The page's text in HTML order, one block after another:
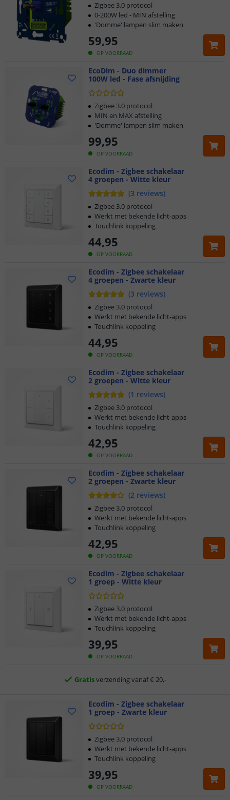
OP VOORRAAD
59,95
Zigbee 3.0 protocol
0-200W led - MIN afstelling
'Domme' lampen slim maken
EcoDim - Duo dimmer
100W led - Fase afsnijding
OP VOORRAAD
99,95
Zigbee 3.0 protocol
MIN en MAX afstelling
'Domme' lampen slim maken
Ecodim - Zigbee schakelaar
4 groepen - Witte kleur
(3 reviews)
OP VOORRAAD
44,95
Zigbee 3.0 protocol
Werkt met bekende licht-apps
Touchlink koppeling
Ecodim - Zigbee schakelaar
4 groepen - Zwarte kleur
(3 reviews)
OP VOORRAAD
44,95
Zigbee 3.0 protocol
Werkt met bekende licht-apps
Touchlink koppeling
Ecodim - Zigbee schakelaar
2 groepen - Witte kleur
(1 reviews)
OP VOORRAAD
42,95
Zigbee 3.0 protocol
Werkt met bekende licht-apps
Touchlink koppeling
Ecodim - Zigbee schakelaar
2 groepen - Zwarte kleur
(2 reviews)
OP VOORRAAD
42,95
Zigbee 3.0 protocol
Werkt met bekende licht-apps
Touchlink koppeling
Ecodim - Zigbee schakelaar
1 groep - Witte kleur
OP VOORRAAD
39,95
Zigbee 3.0 protocol
Werkt met bekende licht-apps
Touchlink koppeling
Klantbeoordeling 9.1
Voor 23:45 uur besteld,morgen in huis
2 jaar garantie
Gratisverzending vanaf € 20,-
Klantbeoordeling 9.1
Voor 23:45 uur besteld,
Ecodim - Zigbee schakelaar
1 groep - Zwarte kleur
OP VOORRAAD
39,95
Zigbee 3.0 protocol
Werkt met bekende licht-apps
Touchlink koppeling